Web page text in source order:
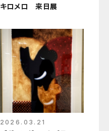
キロメロ 来日展
2026.03.21